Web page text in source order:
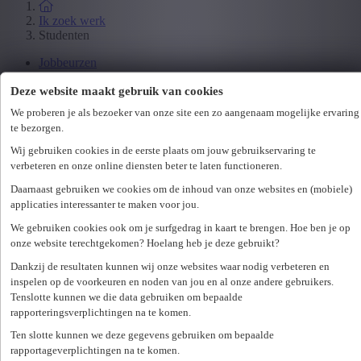
Deze website maakt gebruik van cookies
We proberen je als bezoeker van onze site een zo aangenaam mogelijke ervaring
te bezorgen.
Wij gebruiken cookies in de eerste plaats om jouw gebruikservaring te
verbeteren en onze online diensten beter te laten functioneren.
Daarnaast gebruiken we cookies om de inhoud van onze websites en (mobiele)
applicaties interessanter te maken voor jou.
We gebruiken cookies ook om je surfgedrag in kaart te brengen. Hoe ben je op
onze website terechtgekomen? Hoelang heb je deze gebruikt?
Dankzij de resultaten kunnen wij onze websites waar nodig verbeteren en
inspelen op de voorkeuren en noden van jou en al onze andere gebruikers.
Tenslotte kunnen we die data gebruiken om bepaalde
rapporteringsverplichtingen na te komen.
Ten slotte kunnen we deze gegevens gebruiken om bepaalde
rapportageverplichtingen na te komen.
Ik zoek werk
Studenten
Jobbeurzen
Wetgeving
Ik zoek personeel
Specialisaties
Customer Care
Accounting & Finance
Maritiem
Ik zoek personeel
Hr-diensten
Assessments
Flexi-jobs
Projectsourcing